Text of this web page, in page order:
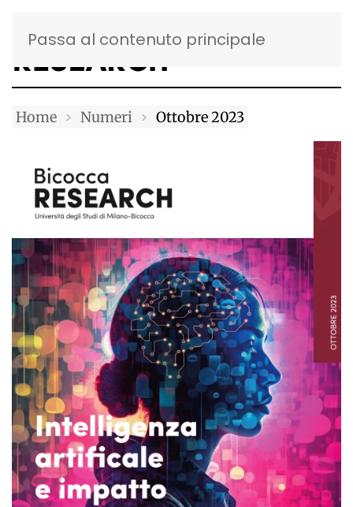
Passa al contenuto principale
Home Numeri Ottobre 2023